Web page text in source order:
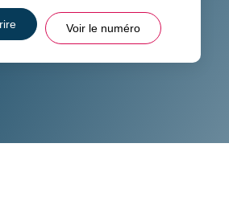
Voir le numéro